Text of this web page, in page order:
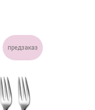
предзаказ